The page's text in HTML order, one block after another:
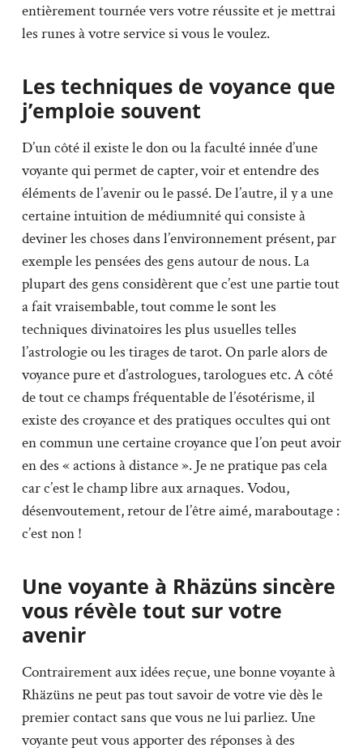
entièrement tournée vers votre réussite et je mettrai
les runes à votre service si vous le voulez.
Les techniques de voyance que
j’emploie souvent
D’un côté il existe le don ou la faculté innée d’une
voyante qui permet de capter, voir et entendre des
éléments de l’avenir ou le passé. De l’autre, il y a une
certaine intuition de médiumnité qui consiste à
deviner les choses dans l’environnement présent, par
exemple les pensées des gens autour de nous. La
plupart des gens considèrent que c’est une partie tout
a fait vraisembable, tout comme le sont les
techniques divinatoires les plus usuelles telles
l’astrologie ou les tirages de tarot. On parle alors de
voyance pure et d’astrologues, tarologues etc. A côté
de tout ce champs fréquentable de l’ésotérisme, il
existe des croyance et des pratiques occultes qui ont
en commun une certaine croyance que l’on peut avoir
en des « actions à distance ». Je ne pratique pas cela
car c’est le champ libre aux arnaques. Vodou,
désenvoutement, retour de l’être aimé, maraboutage :
c’est non !
Une voyante à Rhäzüns sincère
vous révèle tout sur votre
avenir
Contrairement aux idées reçue, une bonne voyante à
Rhäzüns ne peut pas tout savoir de votre vie dès le
premier contact sans que vous ne lui parliez. Une
voyante peut vous apporter des réponses à des